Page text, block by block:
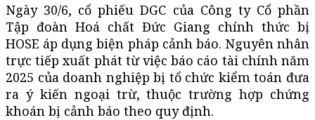
Ngày 30/6, cổ phiếu DGC của Công ty Cổ phần
Tập đoàn Hoá chất Đức Giang chính thức bị
HOSE áp dụng biện pháp cảnh báo. Nguyên nhân
trực tiếp xuất phát từ việc báo cáo tài chính năm
2025 của doanh nghiệp bị tổ chức kiểm toán đưa
ra ý kiến ngoại trừ, thuộc trường hợp chứng
khoán bị cảnh báo theo quy định.